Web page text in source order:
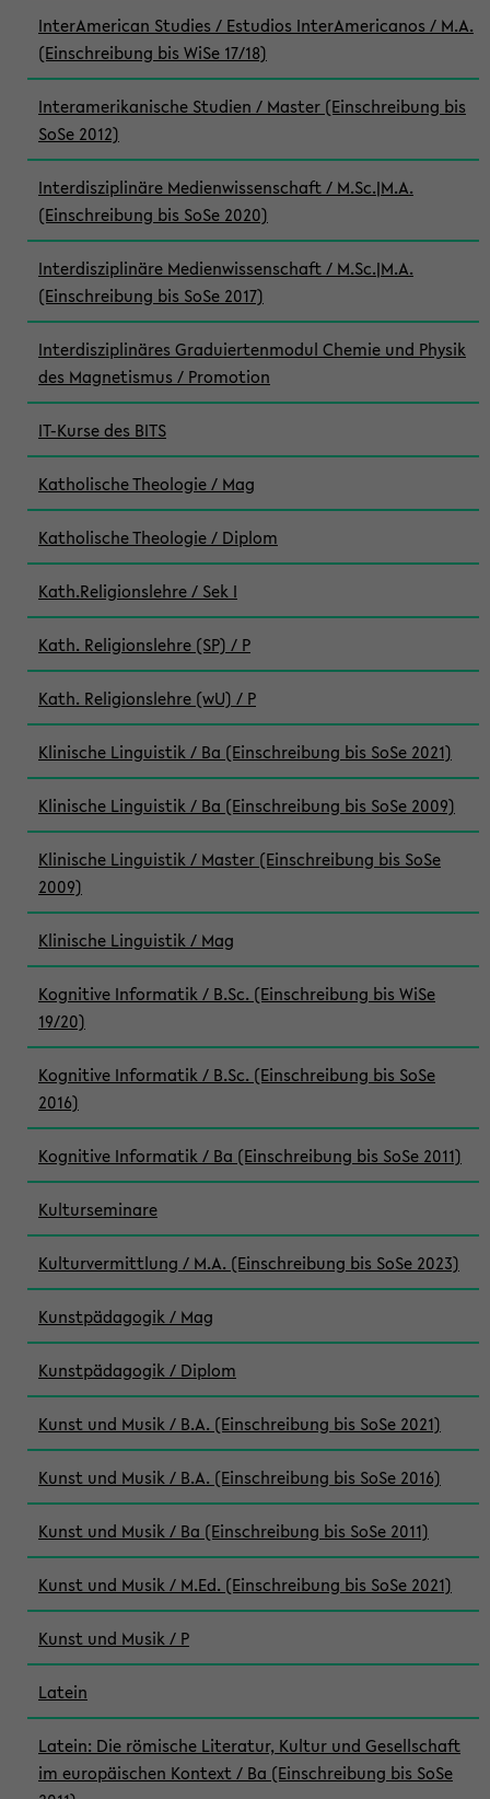
InterAmerican Studies / Estudios InterAmericanos / M.A.
(Einschreibung bis WiSe 17/18)
Interamerikanische Studien / Master (Einschreibung bis
SoSe 2012)
Interdisziplinäre Medienwissenschaft / M.Sc.|M.A.
(Einschreibung bis SoSe 2020)
Interdisziplinäre Medienwissenschaft / M.Sc.|M.A.
(Einschreibung bis SoSe 2017)
Interdisziplinäres Graduiertenmodul Chemie und Physik
des Magnetismus / Promotion
IT-Kurse des BITS
Katholische Theologie / Mag
Katholische Theologie / Diplom
Kath.Religionslehre / Sek I
Kath. Religionslehre (SP) / P
Kath. Religionslehre (wU) / P
Klinische Linguistik / Ba (Einschreibung bis SoSe 2021)
Klinische Linguistik / Ba (Einschreibung bis SoSe 2009)
Klinische Linguistik / Master (Einschreibung bis SoSe
2009)
Klinische Linguistik / Mag
Kognitive Informatik / B.Sc. (Einschreibung bis WiSe
19/20)
Kognitive Informatik / B.Sc. (Einschreibung bis SoSe
2016)
Kognitive Informatik / Ba (Einschreibung bis SoSe 2011)
Kulturseminare
Kulturvermittlung / M.A. (Einschreibung bis SoSe 2023)
Kunstpädagogik / Mag
Kunstpädagogik / Diplom
Kunst und Musik / B.A. (Einschreibung bis SoSe 2021)
Kunst und Musik / B.A. (Einschreibung bis SoSe 2016)
Kunst und Musik / Ba (Einschreibung bis SoSe 2011)
Kunst und Musik / M.Ed. (Einschreibung bis SoSe 2021)
Kunst und Musik / P
Latein
Latein: Die römische Literatur, Kultur und Gesellschaft
im europäischen Kontext / Ba (Einschreibung bis SoSe